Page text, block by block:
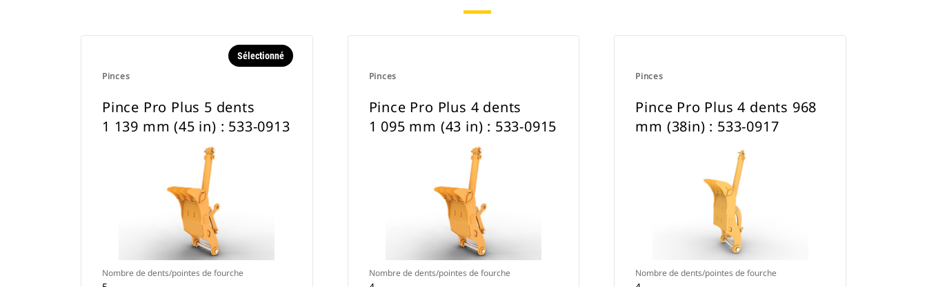
Pinces
Sélectionné
Pince Pro Plus 5 dents
1 139 mm (45 in) : 533-0913
Nombre de dents/pointes de fourche
Pinces
Pince Pro Plus 4 dents
1 095 mm (43 in) : 533-0915
Nombre de dents/pointes de fourche
Pinces
Pince Pro Plus 4 dents 968
mm (38in) : 533-0917
Nombre de dents/pointes de fourche